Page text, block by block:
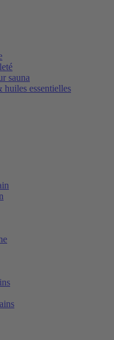
sauna
huiles essentielles